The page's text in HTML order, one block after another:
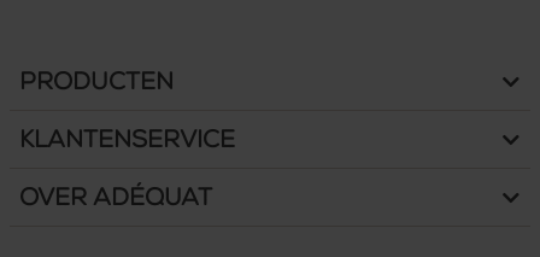
Producten
Klantenservice
Over Adéquat